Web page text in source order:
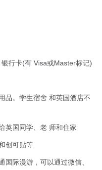
行卡(有 Visa或Master标记)
品。学生宿舍 和英国酒店不
英国同学、老 师和住家
创可贴等
际漫游，可以通过微信、